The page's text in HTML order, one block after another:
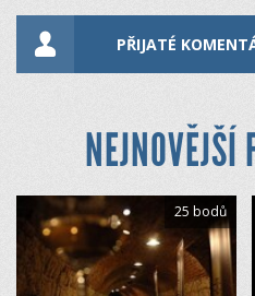
PŘIJATÉ
NEJNOVĚJŠÍ
25 bodů